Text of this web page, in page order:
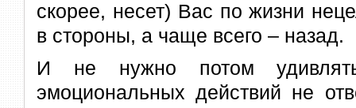
скорее, несет) Вас по жизни
в стороны, а чаще всего – назад.
И не нужно потом
эмоциональных действий не